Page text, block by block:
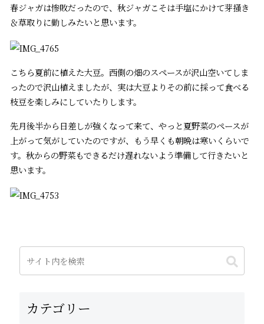
春ジャガは惨敗だったので、秋ジャガこそは手塩にかけて芽掻き
＆草取りに勤しみたいと思います。
こちら夏前に植えた大豆。西側の畑のスペースが沢山空いてしま
ったので沢山植えましたが、実は大豆よりその前に採って食べる
枝豆を楽しみにしていたりします。
先月後半から日差しが強くなって来て、やっと夏野菜のペースが
上がって気がしていたのですが、もう早くも朝晩は寒いくらいで
す。秋からの野菜もできるだけ遅れないよう準備して行きたいと
思います。
カテゴリー